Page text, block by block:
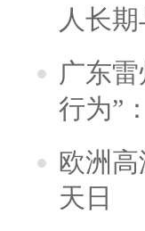
人长
广东
行为”
欧洲
天日